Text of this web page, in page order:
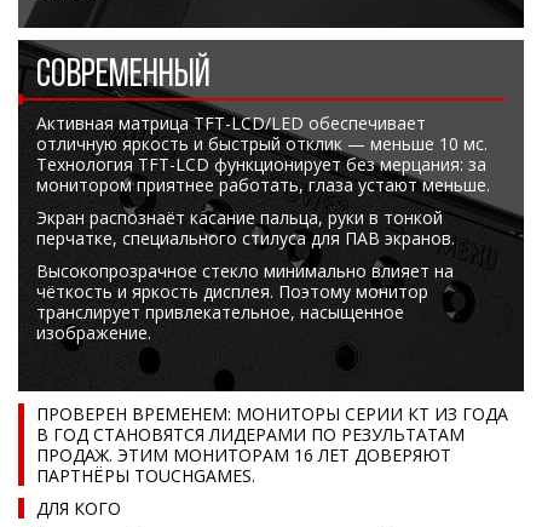
СОВРЕМЕННЫЙ
Активная матрица TFT-LCD/LED обеспечивает
отличную яркость и быстрый отклик — меньше 10 мс.
Технология TFT-LCD функционирует без мерцания: за
монитором приятнее работать, глаза устают меньше.
Экран распознаёт касание пальца, руки в тонкой
перчатке, специального стилуса для ПАВ экранов.
Высокопрозрачное стекло минимально влияет на
чёткость и яркость дисплея. Поэтому монитор
транслирует привлекательное, насыщенное
изображение.
ПРОВЕРЕН ВРЕМЕНЕМ: МОНИТОРЫ СЕРИИ КТ ИЗ ГОДА
В ГОД СТАНОВЯТСЯ ЛИДЕРАМИ ПО РЕЗУЛЬТАТАМ
ПРОДАЖ. ЭТИМ МОНИТОРАМ 16 ЛЕТ ДОВЕРЯЮТ
ПАРТНЁРЫ TOUCHGAMES.
ДЛЯ КОГО